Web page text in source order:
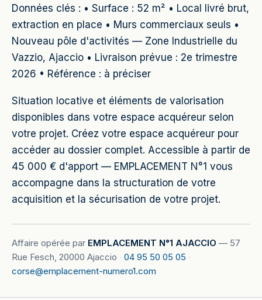
Données clés : • Surface : 52 m² • Local livré brut,
extraction en place • Murs commerciaux seuls •
Nouveau pôle d'activités — Zone Industrielle du
Vazzio, Ajaccio • Livraison prévue : 2e trimestre
2026 • Référence : à préciser
Situation locative et éléments de valorisation
disponibles dans votre espace acquéreur selon
votre projet. Créez votre espace acquéreur pour
accéder au dossier complet. Accessible à partir de
45 000 € d'apport — EMPLACEMENT N°1 vous
accompagne dans la structuration de votre
acquisition et la sécurisation de votre projet.
Affaire opérée par EMPLACEMENT N°1 AJACCIO — 57
Rue Fesch, 20000 Ajaccio · 04 95 50 05 05 ·
corse@emplacement-numero1.com